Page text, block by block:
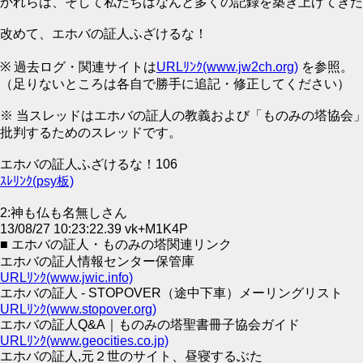
改めて、エホバの証人ふざけるな！
※ 過去ログ・関連サイトはURLﾘﾝｸ(www.jw2ch.org) を参照。
（足りないところは各自で勝手に追記・修正してください）
※ 当スレッドはエホバの証人の教義および「ものみの塔協会
批判するためのスレッドです。
エホバの証人ふざけるな！106
ｽﾚﾘﾝｸ(psy板)
2:神も仏も名無しさん
13/08/27 10:23:22.39 vk+M1K4P
■ エホバの証人・ものみの塔関連リンク
エホバの証人情報センター保管庫
URLﾘﾝｸ(www.jwic.info)
エホバの証人 - STOPOVER（途中下車）メーリングリスト
URLﾘﾝｸ(www.stopover.org)
エホバの証人Q&A｜ものみの塔聖書冊子協会ガイド
URLﾘﾝｸ(www.geocities.co.jp)
エホバの証人,元２世のサイト、昼寝するぶた